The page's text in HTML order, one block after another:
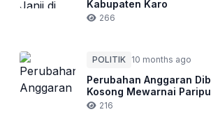
Kabupaten Karo
266
POLITIK 10 months ago
Perubahan Anggaran
Kosong Mewarnai
216